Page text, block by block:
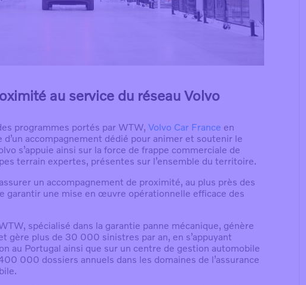
au service du réseau Volvo
programmes portés par WTW,Volvo Car France en
accompagnement dédié pour animer et soutenir le
s’appuie ainsi sur la force de frappe commerciale de
terrain expertes, présentes sur l’ensemble du territoire.
un accompagnement de proximité, au plus près des
garantir une mise en œuvre opérationnelle efficace des
spécialisé dans la garantie panne mécanique, génère
gère plus de 30 000 sinistres par an, en s’appuyant
au Portugal ainsi que sur un centre de gestion automobile
000 dossiers annuels dans les domaines de l’assurance